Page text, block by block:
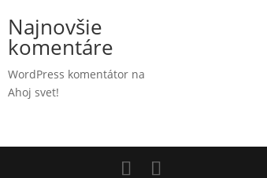
Najnovšie
komentáre
WordPress komentátor na
Ahoj svet!